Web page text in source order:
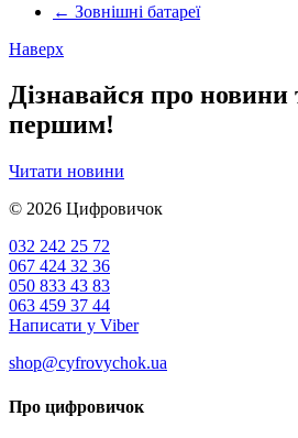
← Зовнішні батареї
Наверх
Дізнавайся про новини
першим!
Читати новини
© 2026 Цифровичок
032 242 25 72
067 424 32 36
050 833 43 83
063 459 37 44
Написати у Viber
shop@cyfrovychok.ua
Про цифровичок